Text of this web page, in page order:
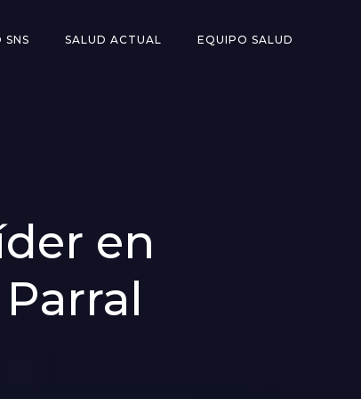
SNS SALUD ACTUAL EQUIPO SALUD
en